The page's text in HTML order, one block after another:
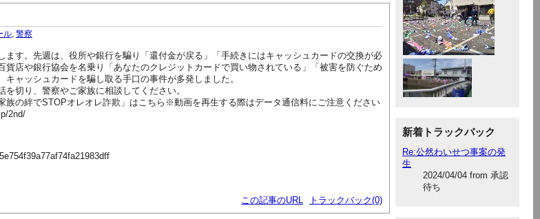
新着トラックバック
Re:公然わいせつ事案の発
生
2024/04/04 from 承認
待ち
ル 警察
す。先週は、役所や銀行を騙り「還付金が戻る」「手続きにはキャッシュカードの交換が必
店や銀行協会を名乗り「あなたのクレジットカードで買い物されている」「被害を防ぐため
ャッシュカードを騙し取る手口の事件が多発しました。
切り、警察やご家族に相談してください。
の絆でSTOPオレオレ詐欺」はこちら※動画を再生する際はデータ通信料にご注意ください
2nd/
この記事のURL トラックバック(0)